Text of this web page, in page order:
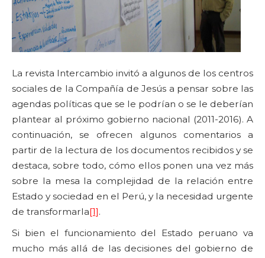
La revista Intercambio invitó a algunos de los centros
sociales de la Compañía de Jesús a pensar sobre las
agendas políticas que se le podrían o se le deberían
plantear al próximo gobierno nacional (2011-2016). A
continuación, se ofrecen algunos comentarios a
partir de la lectura de los documentos recibidos y se
destaca, sobre todo, cómo ellos ponen una vez más
sobre la mesa la complejidad de la relación entre
Estado y sociedad en el Perú, y la necesidad urgente
de transformarla[1].
Si bien el funcionamiento del Estado peruano va
mucho más allá de las decisiones del gobierno de